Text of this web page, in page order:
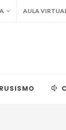
AULA